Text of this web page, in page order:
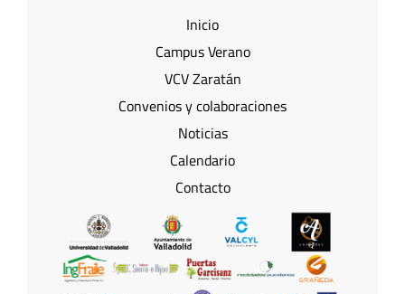
Inicio
Campus Verano
VCV Zaratán
Convenios y colaboraciones
Noticias
Calendario
Contacto